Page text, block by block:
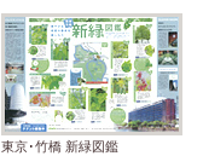
東京･竹橋 新緑図鑑